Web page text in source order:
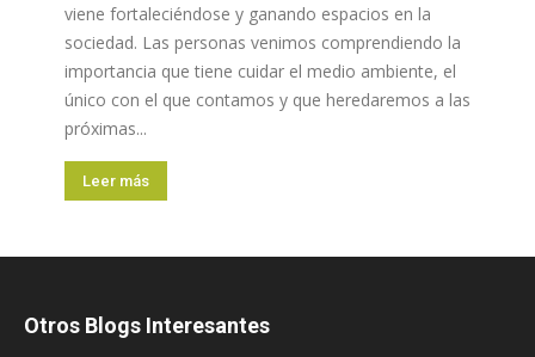
viene fortaleciéndose y ganando espacios en la
sociedad. Las personas venimos comprendiendo la
importancia que tiene cuidar el medio ambiente, el
único con el que contamos y que heredaremos a las
próximas...
Leer más
Otros Blogs Interesantes